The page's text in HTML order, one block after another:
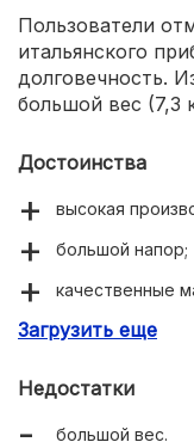
Пользователи
итальянского
долговечность.
большой вес (7,3
Достоинства
высокая
большой напор;
качественные
три режима
Загрузить еще
Недостатки
большой вес.